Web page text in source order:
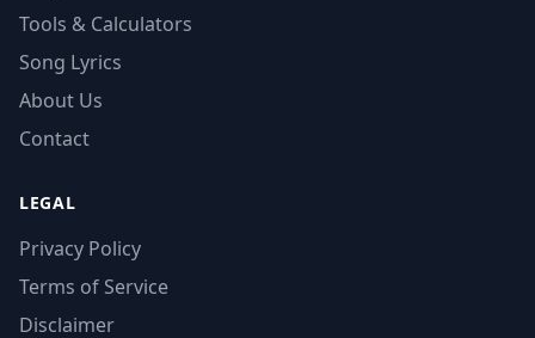
Tools & Calculators
Song Lyrics
About Us
Contact
LEGAL
Privacy Policy
Terms of Service
Disclaimer